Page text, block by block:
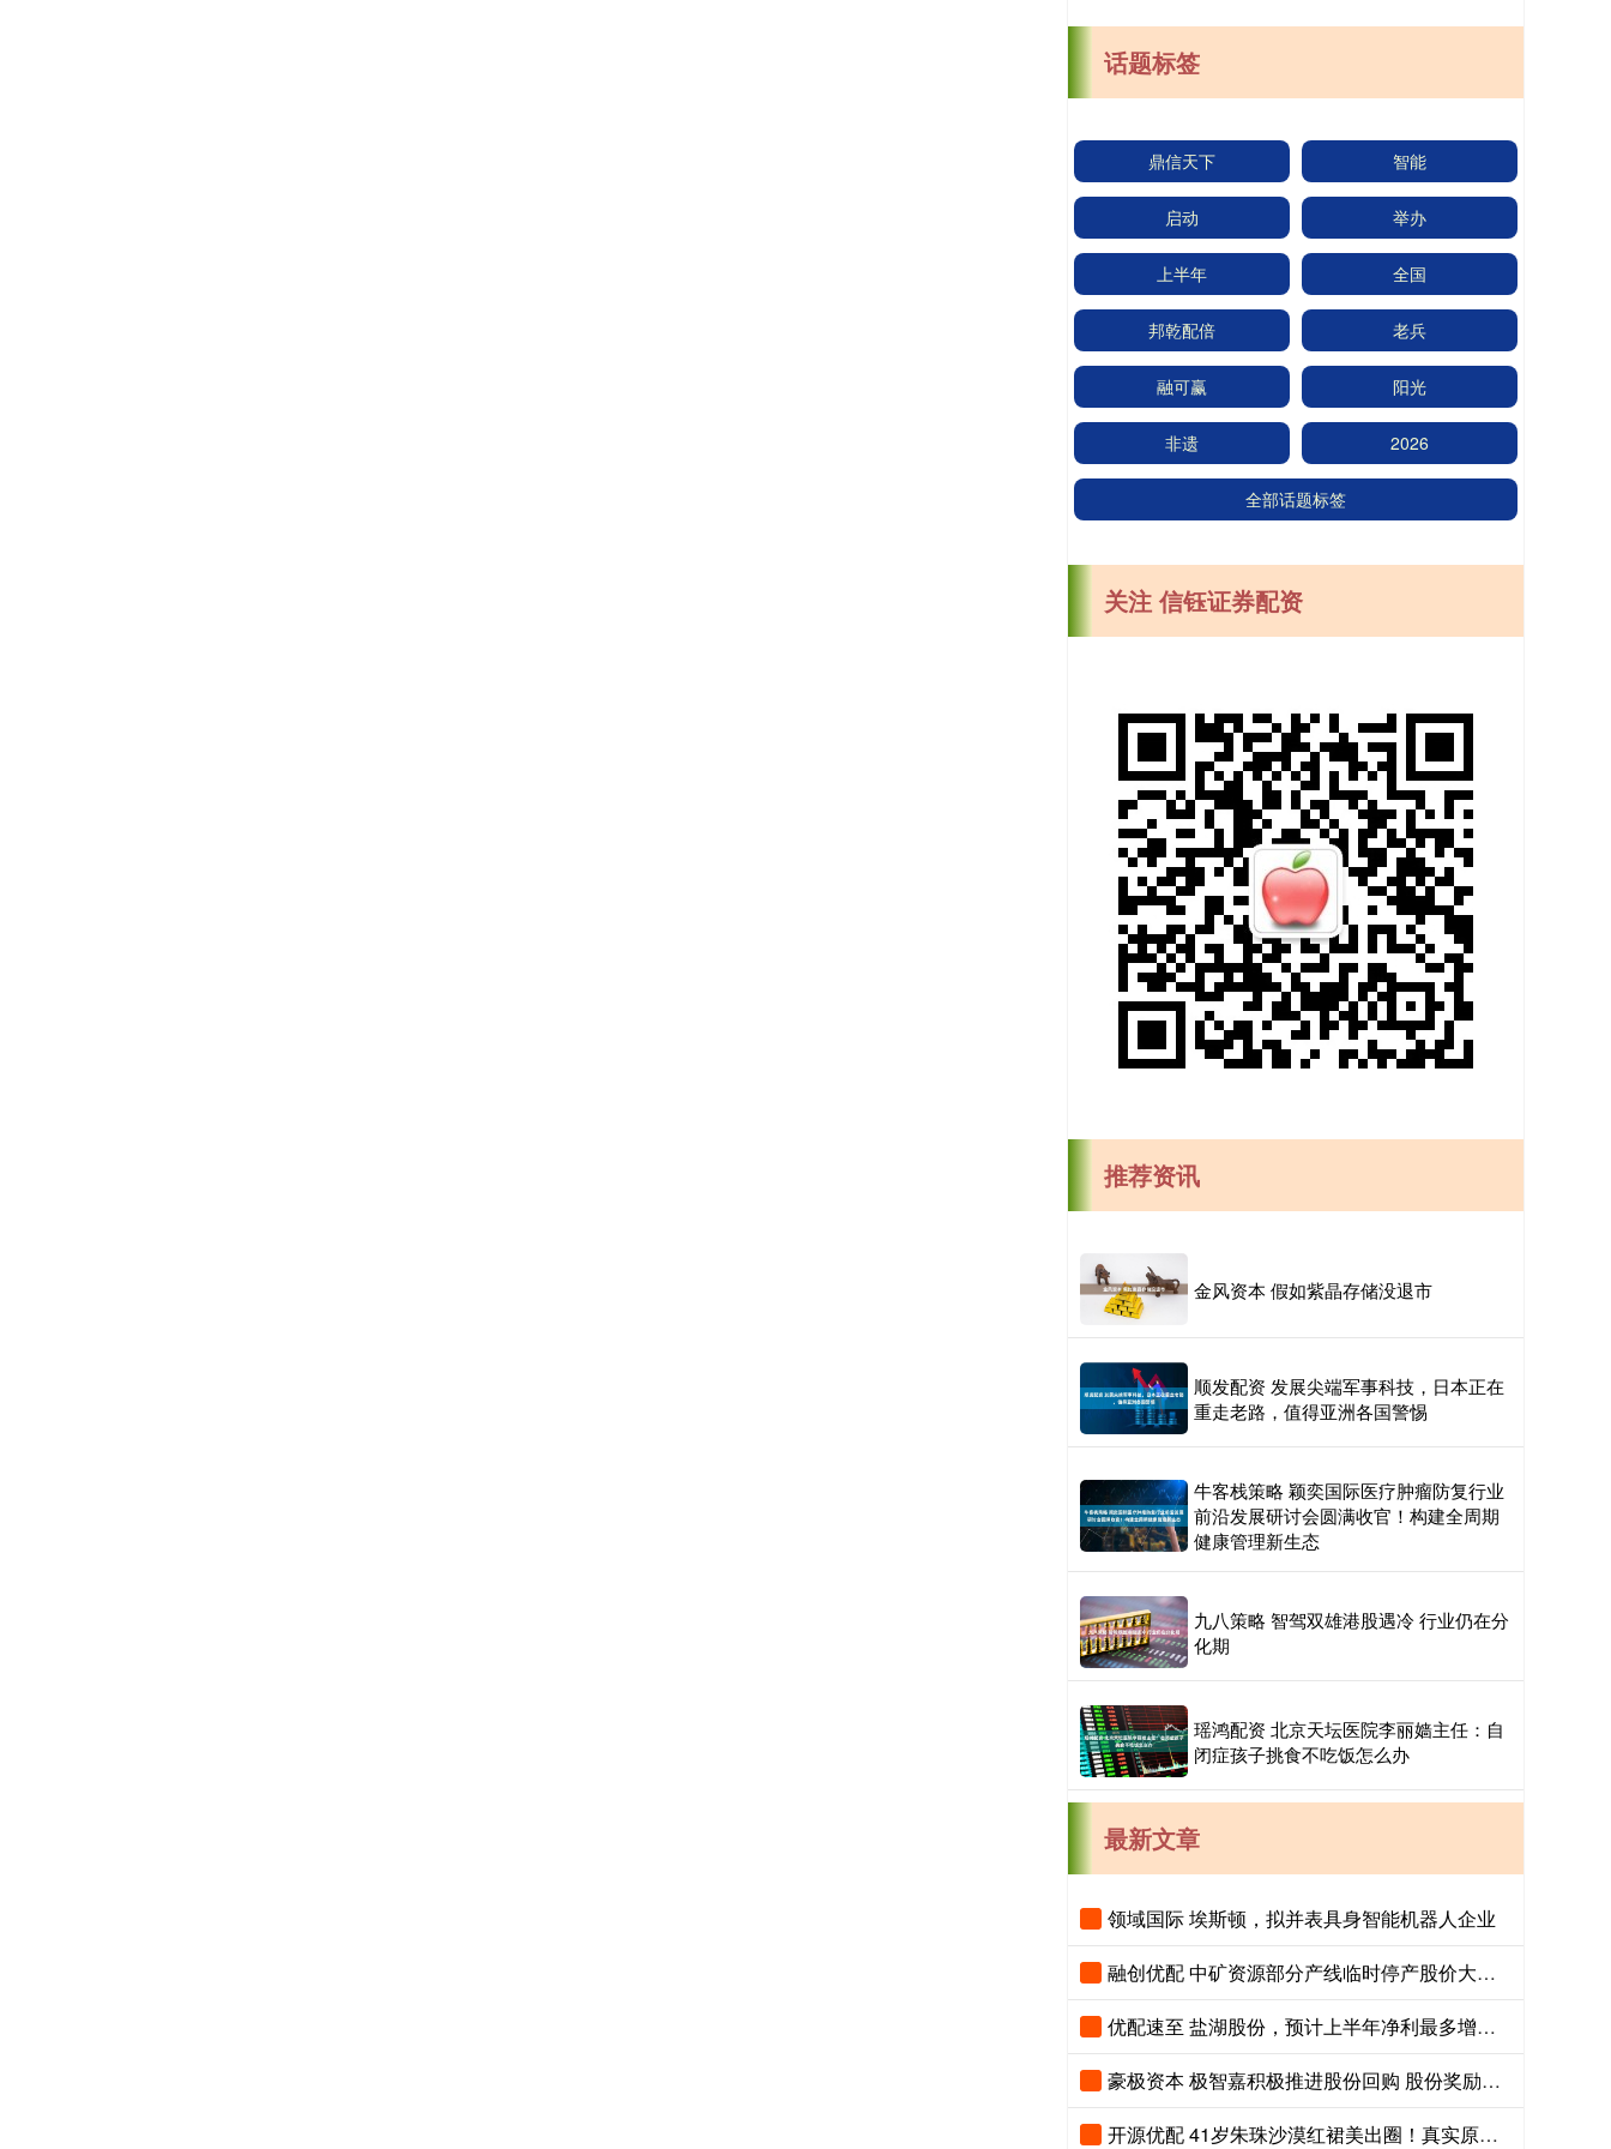
话题标签
鼎信天下 智能
启动 举办
上半年 全国
邦乾配倍 老兵
融可赢 阳光
非遗 2026
全部话题标签
关注 信钰证券配资
推荐资讯
金风资本 假如紫晶存储没退市
顺发配资 发展尖端军事科技，日本正在
重走老路，值得亚洲各国警惕
牛客栈策略 颖奕国际医疗肿瘤防复行业
前沿发展研讨会圆满收官！构建全周期
健康管理新生态
九八策略 智驾双雄港股遇冷 行业仍在分
化期
瑶鸿配资 北京天坛医院李丽嫱主任：自
闭症孩子挑食不吃饭怎么办
最新文章
领域国际 埃斯顿，拟并表具身智能机器人企业
融创优配 中矿资源部分产线临时停产股价大涨 锂盐供需紧平衡预期强
优配速至 盐湖股份，预计上半年净利最多增长超140%
豪极资本 极智嘉积极推进股份回购 股份奖励锁定核心人才
开源优配 41岁朱珠沙漠红裙美出圈！真实原生脸曝光，整容前后差距一目了然